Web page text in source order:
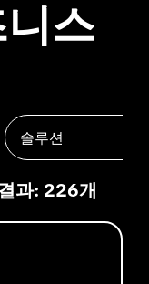
스
솔루션
과: 226개